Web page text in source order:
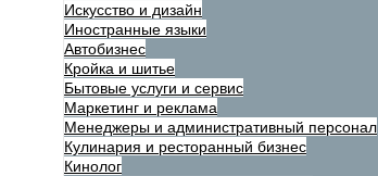
Искусство и дизайн
Иностранные языки
Автобизнес
Кройка и шитье
Бытовые услуги и сервис
Маркетинг и реклама
Менеджеры и административный персонал
Кулинария и ресторанный бизнес
Кинолог